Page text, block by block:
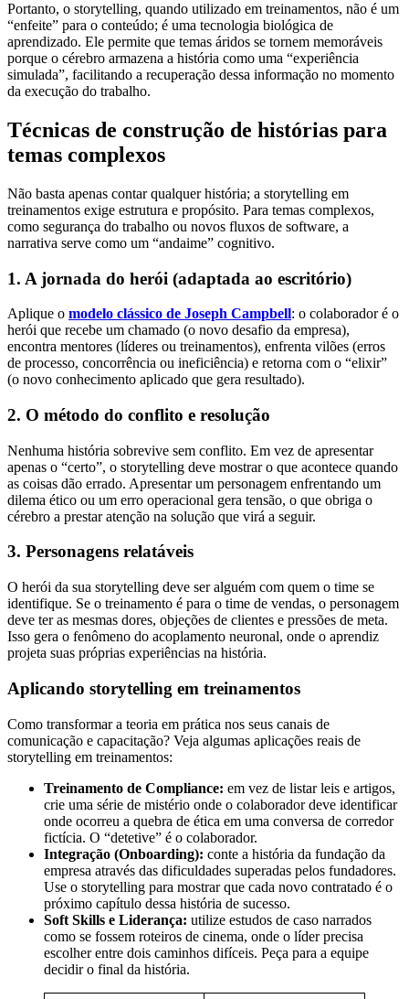
Portanto, o storytelling, quando utilizado em treinamentos, não é um
“enfeite” para o conteúdo; é uma tecnologia biológica de
aprendizado. Ele permite que temas áridos se tornem memoráveis
porque o cérebro armazena a história como uma “experiência
simulada”, facilitando a recuperação dessa informação no momento
da execução do trabalho.
Técnicas de construção de histórias para
temas complexos
Não basta apenas contar qualquer história; a storytelling em
treinamentos exige estrutura e propósito. Para temas complexos,
como segurança do trabalho ou novos fluxos de software, a
narrativa serve como um “andaime” cognitivo.
1. A jornada do herói (adaptada ao escritório)
Aplique o modelo clássico de Joseph Campbell: o colaborador é o
herói que recebe um chamado (o novo desafio da empresa),
encontra mentores (líderes ou treinamentos), enfrenta vilões (erros
de processo, concorrência ou ineficiência) e retorna com o “elixir”
(o novo conhecimento aplicado que gera resultado).
2. O método do conflito e resolução
Nenhuma história sobrevive sem conflito. Em vez de apresentar
apenas o “certo”, o storytelling deve mostrar o que acontece quando
as coisas dão errado. Apresentar um personagem enfrentando um
dilema ético ou um erro operacional gera tensão, o que obriga o
cérebro a prestar atenção na solução que virá a seguir.
3. Personagens relatáveis
O herói da sua storytelling deve ser alguém com quem o time se
identifique. Se o treinamento é para o time de vendas, o personagem
deve ter as mesmas dores, objeções de clientes e pressões de meta.
Isso gera o fenômeno do acoplamento neuronal, onde o aprendiz
projeta suas próprias experiências na história.
Aplicando storytelling em treinamentos
Como transformar a teoria em prática nos seus canais de
comunicação e capacitação? Veja algumas aplicações reais de
storytelling em treinamentos:
Treinamento de Compliance: em vez de listar leis e artigos,
crie uma série de mistério onde o colaborador deve identificar
onde ocorreu a quebra de ética em uma conversa de corredor
fictícia. O “detetive” é o colaborador.
Integração (Onboarding): conte a história da fundação da
empresa através das dificuldades superadas pelos fundadores.
Use o storytelling para mostrar que cada novo contratado é o
próximo capítulo dessa história de sucesso.
Soft Skills e Liderança: utilize estudos de caso narrados
como se fossem roteiros de cinema, onde o líder precisa
escolher entre dois caminhos difíceis. Peça para a equipe
decidir o final da história.